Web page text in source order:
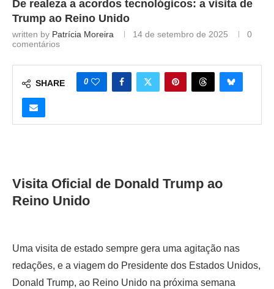
De realeza a acordos tecnológicos: a visita de
Trump ao Reino Unido
written by Patrícia Moreira 14 de setembro de 2025
0
comentários
SHARE 0
Visita Oficial de Donald Trump ao
Reino Unido
Uma visita de estado sempre gera uma agitação nas
redações, e a viagem do Presidente dos Estados Unidos,
Donald Trump, ao Reino Unido na próxima semana